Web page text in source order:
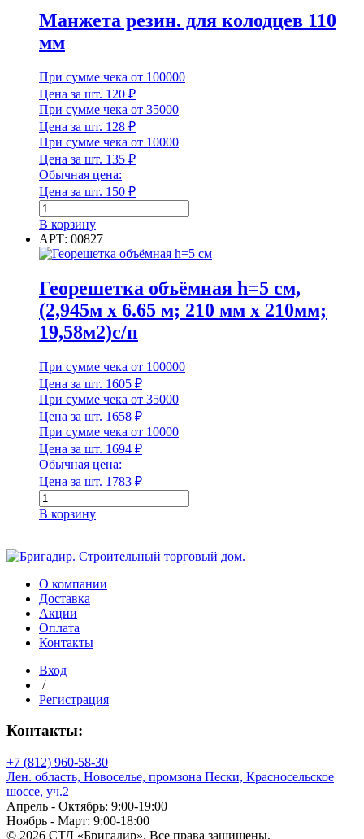
1,2х2м
коричневый
8017
Манжета резин. для колодцев 110
мм
При сумме чека от 100000
Цена за шт. 120 ₽
При сумме чека от 35000
Цена за шт. 128 ₽
При сумме чека от 10000
Цена за шт. 135 ₽
Обычная цена:
Цена за шт. 150 ₽
Количество
товара
Манжета
резин.
колодцев
110
мм
В корзину
АРТ: 00827
Георешетка объёмная h=5 см,
(2,945м х 6.65 м; 210 мм х 210мм;
19,58м2)с/п
При сумме чека от 100000
Цена за шт. 1605 ₽
При сумме чека от 35000
Цена за шт. 1658 ₽
При сумме чека от 10000
Цена за шт. 1694 ₽
Обычная цена:
Цена за шт. 1783 ₽
Количество
товара
Георешетка
h=5
(2,945м
х
6.65
м;
210
х
210мм;
19,58м2)с/
В корзину
О компании
Доставка
Акции
Оплата
Контакты
Вход
/
Регистрация
Контакты:
+7 (812) 960-58-30
Лен. область, Новоселье, промзона Пески, Красносельское
шоссе, уч.2
Апрель - Октябрь: 9:00-19:00
Ноябрь - Март: 9:00-18:00
© 2026 СТД «Бригадир». Все права защищены.